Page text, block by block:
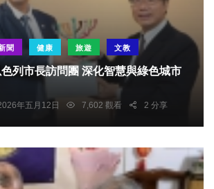
聞 健康 旅遊 文教
列市長訪問團 深化智慧與綠色城市
年五月12日 7,602 觀看 2 分享